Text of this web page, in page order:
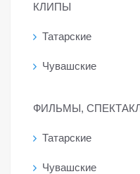
КЛИПЫ
Татарские
Чувашские
ФИЛЬМЫ,
Татарские
Чувашские